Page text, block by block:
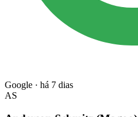
Google · há 7 dias
AS